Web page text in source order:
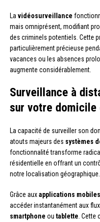
Lavidéosurveillance
mais omniprésent, modifiant
des criminels potentiels. Cette
particulièrement précieuse
vacances ou les absences
augmente considérablement.
Surveillance à
sur votre domicile
La capacité de surveiller son
atouts majeurs des systèmes
fonctionnalité transforme
résidentielle en offrant un
notre localisation géographique.
Grâce auxapplications mobiles
accéder instantanément aux
smartphone ou tablette. Cette